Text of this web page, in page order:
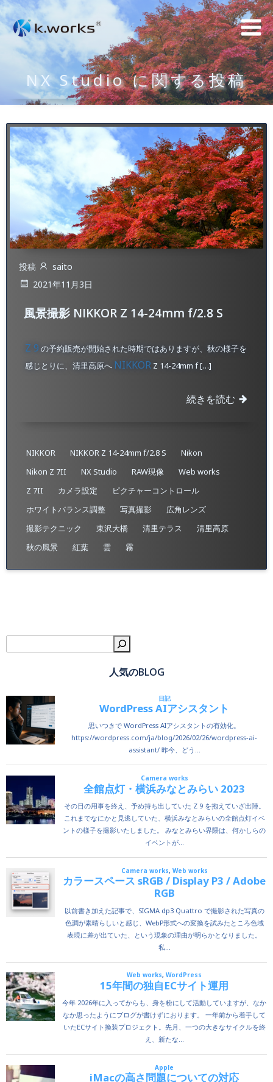
ン
テ
ン
ツ
へ
キ
ッ
プ
NX Studio に関する投稿
投稿
saito
2021年11月3日
風景撮影 NIKKOR Z 14-24mm f/2.8 S
Z 9 の予約販売が開始された時期ではありますが、秋の様子を
感じとりに、清里高原へ NIKKOR Z 14-24mm f […]
続きを読む
NIKKOR NIKKOR Z 14-24mm f/2.8 S
Nikon
Nikon Z 7II
NX Studio RAW現像
Web works
Z 7II
カメラ設定
ピクチャーコントロール
ホワイトバランス調整
写真撮影
広角レンズ
撮影テクニック
東沢大橋 清里テラス
清里高原
秋の風景
紅葉 雲 霧
人気のBLOG